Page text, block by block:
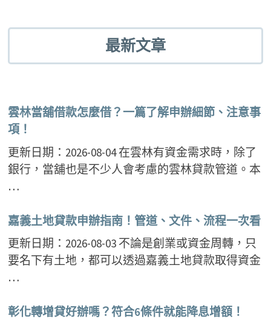
最新文章
雲林當舖借款怎麼借？一篇了解申辦細節、注意事
項！
更新日期：2026-08-04 在雲林有資金需求時，除了
銀行，當舖也是不少人會考慮的雲林貸款管道。本
…
嘉義土地貸款申辦指南！管道、文件、流程一次看
更新日期：2026-08-03 不論是創業或資金周轉，只
要名下有土地，都可以透過嘉義土地貸款取得資金
…
彰化轉增貸好辦嗎？符合6條件就能降息增額！